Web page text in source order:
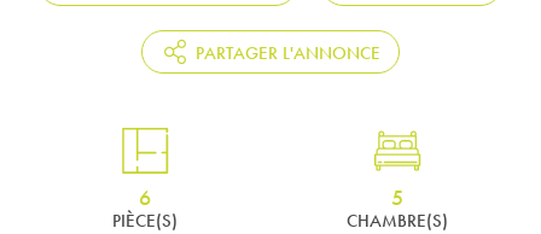
PARTAGER L'ANNONCE
6
PIÈCE(S)
5
CHAMBRE(S)